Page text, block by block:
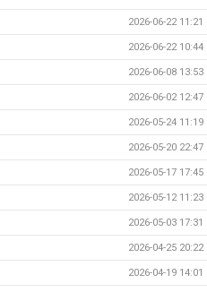
2026-06-22 11:21
2026-06-22 10:44
2026-06-08 13:53
2026-06-02 12:47
2026-05-24 11:19
2026-05-20 22:47
2026-05-17 17:45
2026-05-12 11:23
2026-05-03 17:31
2026-04-25 20:22
2026-04-19 14:01